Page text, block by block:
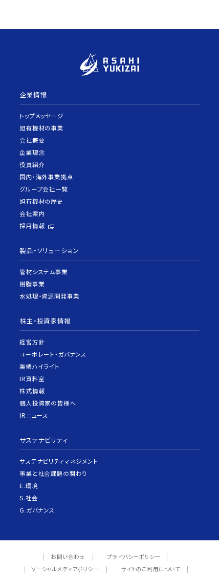
企業情報
トップメッセージ
旭有機材の事業
会社概要
企業理念
役員紹介
国内・海外事業拠点
グループ会社一覧
旭有機材の歴史
会社案内
採用情報
製品・ソリューション
管材システム事業
樹脂事業
水処理・資源開発事業
株主・投資家情報
経営方針
コーポレート・ガバナンス
業績ハイライト
IR資料室
株式情報
個人投資家の皆様へ
IRニュース
サステナビリティ
サステナビリティマネジメント
事業と社会課題の関わり
E.環境
S.社会
G.ガバナンス
お問い合わせ
プライバシーポリシー
ソーシャルメディアポリシー
サイトのご利用について